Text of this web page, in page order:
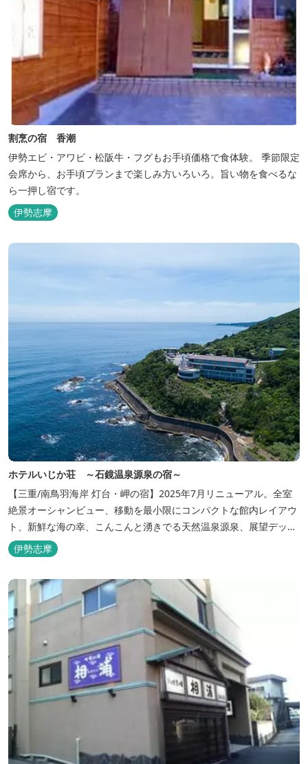
割烹の宿 香潮
伊勢エビ・アワビ・松阪牛・フグもお手頃価格で食体験。 季節限定
会席から、お手頃プランまで楽しみ方いろいろ。旨い物を食べるな
ら一押し宿です。
伊勢志摩
ホテルいじか荘 ～石鏡温泉源泉の宿～
【三重/南鳥羽海岸 灯台・岬の宿】2025年7月リニューアル。全室
絶景オーシャンビュー、移動を最小限にコンパクトな館内レイアウ
ト、新鮮な海の幸、こんこんと湧きでる天然温泉源泉、展望デッ
キ〜いじか灯台テラス〜からの眺望が自慢のリトリートホテル。
伊勢志摩